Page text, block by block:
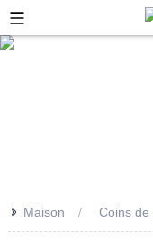
>> Maison Coins